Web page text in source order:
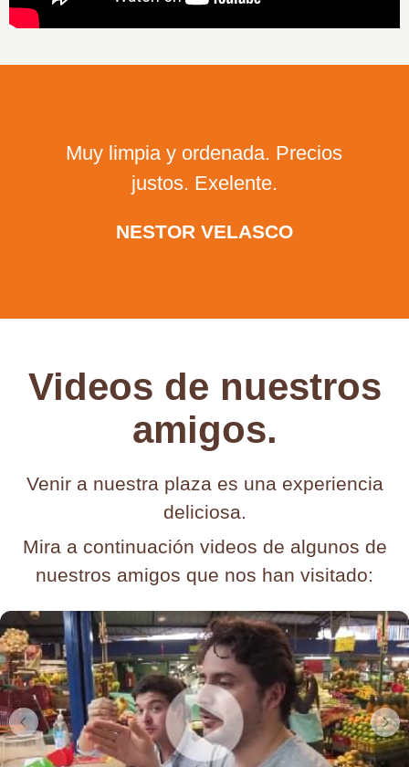
Muy limpia y ordenada. Precios
justos. Exelente.
NESTOR VELASCO
Videos de nuestros
amigos.
Venir a nuestra plaza es una experiencia
deliciosa.
Mira a continuación videos de algunos de
nuestros amigos que nos han visitado: